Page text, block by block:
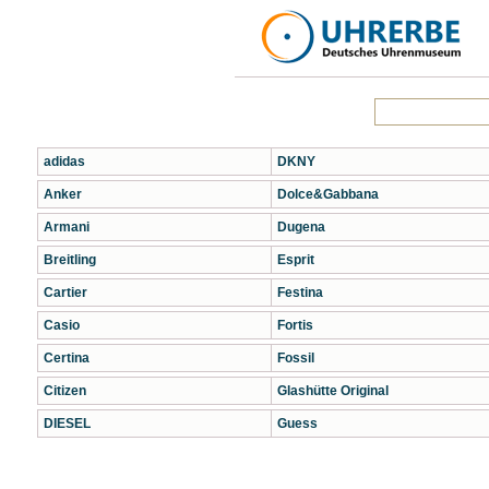
adidas
Anker
Armani
Breitling
Cartier
Casio
Certina
Citizen
DIESEL
DKNY
Dolce&Gabbana
Dugena
Esprit
Festina
Fortis
Fossil
Glashütte Original
Guess